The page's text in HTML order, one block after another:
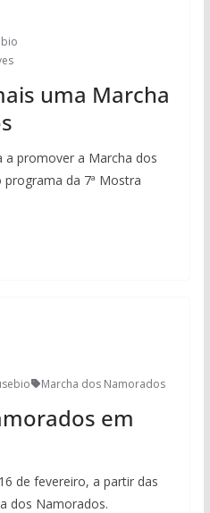
uma Marcha
a promover a Marcha dos
da 7ª Mostra
Marcha dos Namorados
em
de fevereiro, a partir das
dos Namorados.